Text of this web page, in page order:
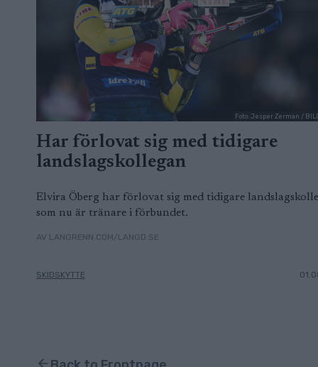
Foto: Jesper Zerman /
Har förlovat sig med tidigare
landslagskollegan
Elvira Öberg har förlovat sig med tidigare
som nu är tränare i förbundet.
AV LANGRENN.COM/LANGD.SE
SKIDSKYTTE